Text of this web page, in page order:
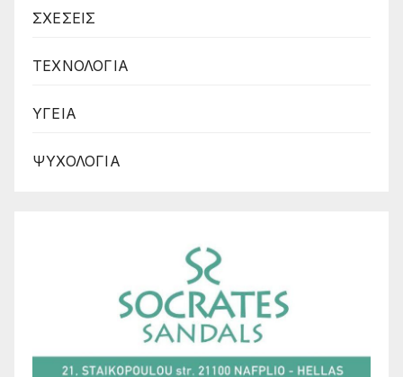
ΣΧΕΣΕΙΣ
ΤΕΧΝΟΛΟΓΙΑ
ΥΓΕΙΑ
ΨΥΧΟΛΟΓΙΑ